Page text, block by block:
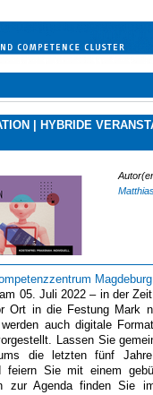
| HYBRIDE
Magdeburg
05. Juli 2022 – in der
Ort in die Festung Mark
auch digitale
Lassen Sie
die letzten fünf
feiern Sie mit einem
zur Agenda finden Sie